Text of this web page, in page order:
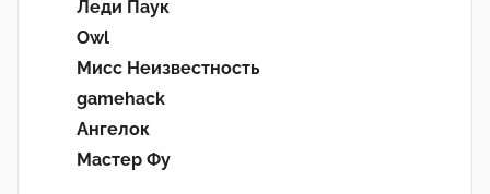
Леди Паук
Owl
Мисс Неизвестность
gamehack
Ангелок
Мастер Фу